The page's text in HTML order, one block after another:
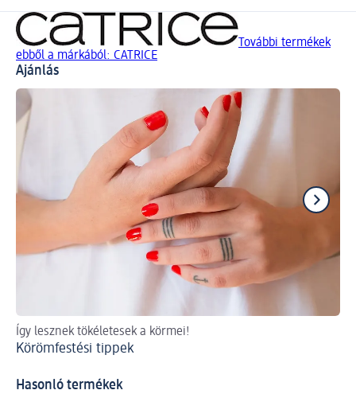
További termékek
ebből a márkából: CATRICE
Ajánlás
Így lesznek tökéletesek a körmei!
Körömfestési tippek
Hasonló termékek